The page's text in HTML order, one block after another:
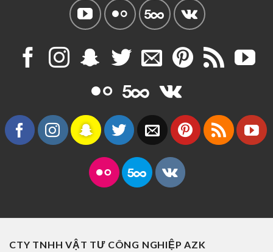
CTY TNHH VẬT TƯ CÔNG NGHIỆP AZK